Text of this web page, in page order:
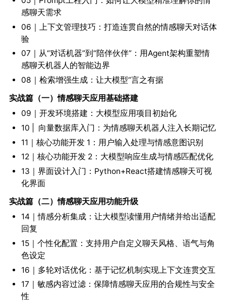
感聊天需求
06｜上下文管理技巧：打造连贯自然的情感聊天对话体
验
07｜从“对话机器”到“陪伴伙伴”：用Agent架构重塑情
感聊天机器人的智能边界
08｜检索增强生成：让大模型“言之有据
实战篇（一）情感聊天应用基础搭建
09｜开发环境搭建：大模型应用项目初始化
10 | 向量数据库入门：为情感聊天机器人注入长期记忆
11｜核心功能开发 1：用户输入处理与情感意图识别
12｜核心功能开发 2：大模型响应生成与情感匹配优化
13｜界面设计入门：Python+React搭建情感聊天可视
化界面
实战篇（二）情感聊天应用功能升级
14｜情感分析集成：让大模型读懂用户情绪并给出适配
回复
15｜个性化配置：支持用户自定义聊天风格、语气与角
色设定
16｜多轮对话优化：基于记忆机制实现上下文连贯交互
17｜敏感内容过滤：保障情感聊天应用的合规性与安全
性